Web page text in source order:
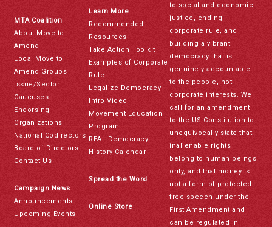
MTA Coalition
About Move to
Amend
Local Move to
Amend Groups
Issue/Sector
Caucuses
Endorsing
Organizations
National Codirectors
Board of Directors
Contact Us
Campaign News
Announcements
Upcoming Events
Learn More
Recommended
Resources
Take Action Toolkit
Examples of Corporate
Rule
Legalize Democracy
Intro Video
Movement Education
Program
REAL Democracy
History Calendar
Spread the Word
Online Store
to social and economic
justice, ending
corporate rule, and
building a vibrant
democracy that is
genuinely accountable
to the people, not
corporate interests. We
call for an amendment
to the US Constitution to
unequivocally state that
inalienable rights
belong to human beings
only, and that money is
not a form of protected
free speech under the
First Amendment and
can be regulated in